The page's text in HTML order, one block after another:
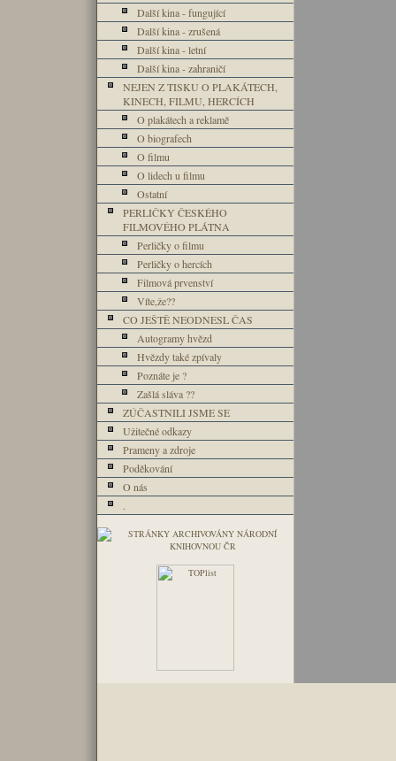
Další kina - fungující
Další kina - zrušená
Další kina - letní
Další kina - zahraničí
NEJEN Z TISKU O PLAKÁTECH,
KINECH, FILMU, HERCÍCH
O plakátech a reklamě
O biografech
O filmu
O lidech u filmu
Ostatní
PERLIČKY ČESKÉHO
FILMOVÉHO PLÁTNA
Perličky o filmu
Perličky o hercích
Filmová prvenství
Víte,že??
CO JEŠTĚ NEODNESL ČAS
Autogramy hvězd
Hvězdy také zpívaly
Poznáte je ?
Zašlá sláva ??
ZÚČASTNILI JSME SE
Užitečné odkazy
Prameny a zdroje
Poděkování
O nás
.